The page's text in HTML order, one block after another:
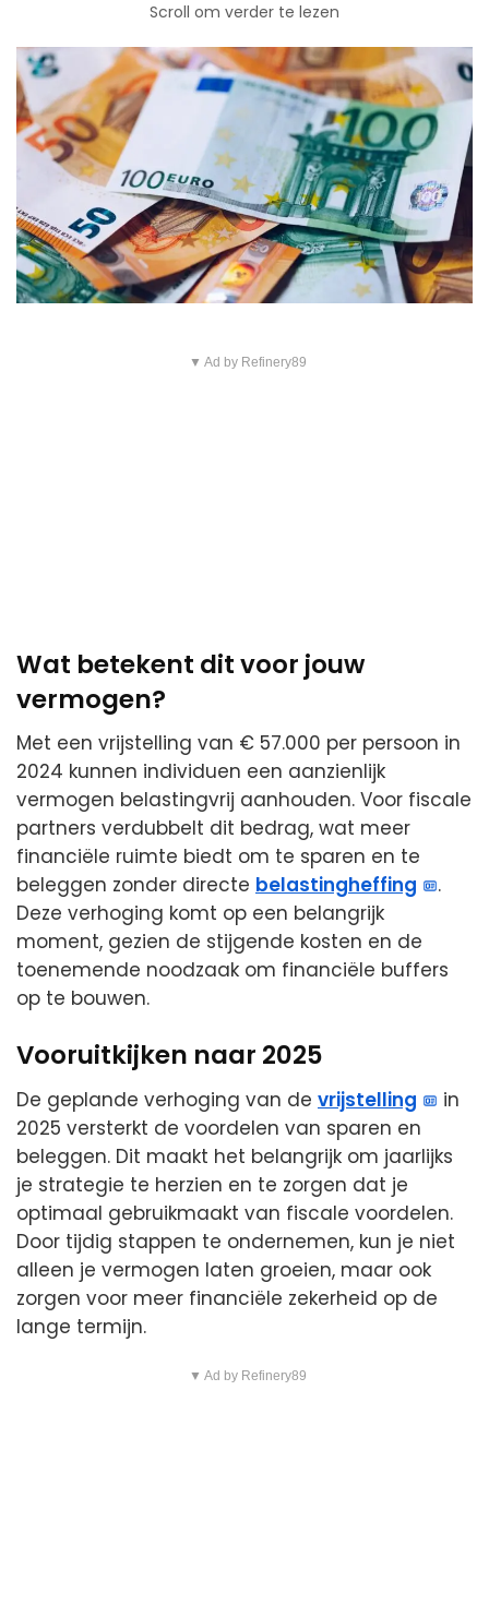
Scroll om verder te lezen
▼ Ad by Refinery89
Wat betekent dit voor jouw
vermogen?
Met een vrijstelling van € 57.000 per persoon in
2024 kunnen individuen een aanzienlijk
vermogen belastingvrij aanhouden. Voor fiscale
partners verdubbelt dit bedrag, wat meer
financiële ruimte biedt om te sparen en te
beleggen zonder directe belastingheffing
.
Deze verhoging komt op een belangrijk
moment, gezien de stijgende kosten en de
toenemende noodzaak om financiële buffers
op te bouwen.
Vooruitkijken naar 2025
De geplande verhoging van de vrijstelling
in
2025 versterkt de voordelen van sparen en
beleggen. Dit maakt het belangrijk om jaarlijks
je strategie te herzien en te zorgen dat je
optimaal gebruikmaakt van fiscale voordelen.
Door tijdig stappen te ondernemen, kun je niet
alleen je vermogen laten groeien, maar ook
zorgen voor meer financiële zekerheid op de
lange termijn.
▼ Ad by Refinery89